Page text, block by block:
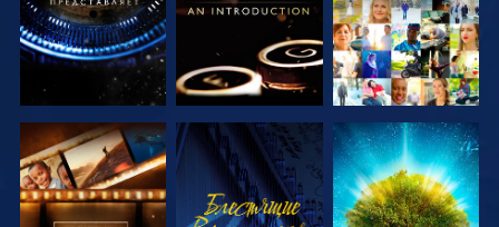
СМОТРЕТЬ
ПЕРЕДАЧИ
СМОТРЕТЬ
СМОТРЕТЬ
ПЕРЕДАЧИ